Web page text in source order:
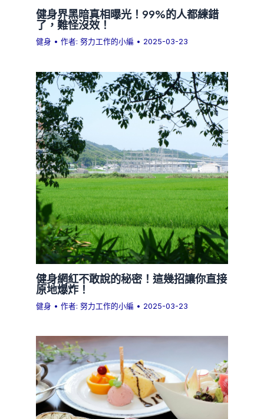
健身界黑暗真相曝光！99%的人都練錯
了，難怪沒效！
健身 • 作者:努力工作的小編 • 2025-03-23
健身網紅不敢說的秘密！這幾招讓你直接
原地爆炸！
健身 • 作者:努力工作的小編 • 2025-03-23